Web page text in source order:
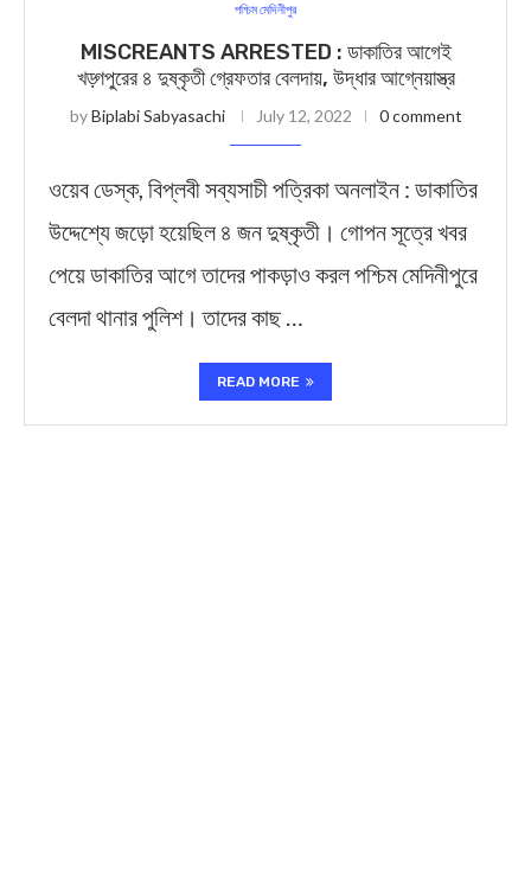
পশ্চিম মেদিনীপুর
MISCREANTS ARRESTED : ডাকাতির আগেই
খড়্গপু্রের ৪ দুষ্কৃতী গ্রেফতার বেলদায়, উদ্ধার আগ্নেয়াস্ত্র
byBiplabi Sabyasachi July 12, 2022 0 comment
ওয়েব ডেস্ক, বিপ্লবী সব্যসাচী পত্রিকা অনলাইন : ডাকাতির
উদ্দেশ্যে জড়ো হয়েছিল ৪ জন দুষ্কৃতী। গোপন সূত্রে খবর
পেয়ে ডাকাতির আগে তাদের পাকড়াও করল পশ্চিম মেদিনীপুরে
বেলদা থানার পুলিশ। তাদের কাছ …
READ MORE